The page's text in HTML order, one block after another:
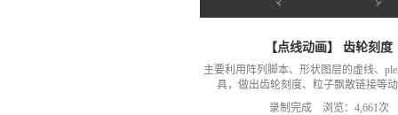
【点线动画】 齿轮刻度
主要利用阵列脚本、形状图层的虚线、
具，做出齿轮刻度、粒子飘散链接等
录制完成 浏览：4,661次